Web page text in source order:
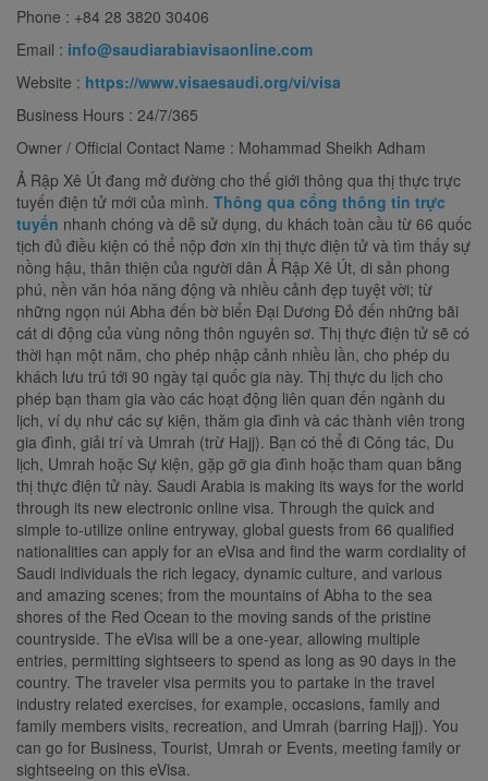
Phone : +84 28 3820 30406
Email : info@saudiarabiavisaonline.com
Website : https://www.visaesaudi.org/vi/visa
Business Hours : 24/7/365
Owner / Official Contact Name : Mohammad Sheikh Adham
Ả Rập Xê Út đang mở đường cho thế giới thông qua thị thực trực
tuyến điện tử mới của mình. Thông qua cổng thông tin trực
tuyến nhanh chóng và dễ sử dụng, du khách toàn cầu từ 66 quốc
tịch đủ điều kiện có thể nộp đơn xin thị thực điện tử và tìm thấy sự
nồng hậu, thân thiện của người dân Ả Rập Xê Út, di sản phong
phú, nền văn hóa năng động và nhiều cảnh đẹp tuyệt vời; từ
những ngọn núi Abha đến bờ biển Đại Dương Đỏ đến những bãi
cát di động của vùng nông thôn nguyên sơ. Thị thực điện tử sẽ có
thời hạn một năm, cho phép nhập cảnh nhiều lần, cho phép du
khách lưu trú tới 90 ngày tại quốc gia này. Thị thực du lịch cho
phép bạn tham gia vào các hoạt động liên quan đến ngành du
lịch, ví dụ như các sự kiện, thăm gia đình và các thành viên trong
gia đình, giải trí và Umrah (trừ Hajj). Bạn có thể đi Công tác, Du
lịch, Umrah hoặc Sự kiện, gặp gỡ gia đình hoặc tham quan bằng
thị thực điện tử này. Saudi Arabia is making its ways for the world
through its new electronic online visa. Through the quick and
simple to-utilize online entryway, global guests from 66 qualified
nationalities can apply for an eVisa and find the warm cordiality of
Saudi individuals the rich legacy, dynamic culture, and various
and amazing scenes; from the mountains of Abha to the sea
shores of the Red Ocean to the moving sands of the pristine
countryside. The eVisa will be a one-year, allowing multiple
entries, permitting sightseers to spend as long as 90 days in the
country. The traveler visa permits you to partake in the travel
industry related exercises, for example, occasions, family and
family members visits, recreation, and Umrah (barring Hajj). You
can go for Business, Tourist, Umrah or Events, meeting family or
sightseeing on this eVisa.